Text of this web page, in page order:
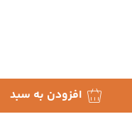
افزودن به سبد